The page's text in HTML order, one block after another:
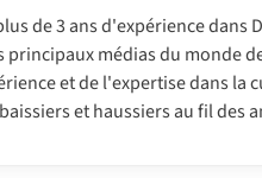
de 3 ans d'expérience dans
principaux médias du monde
et de l'expertise dans la
et haussiers au fil des